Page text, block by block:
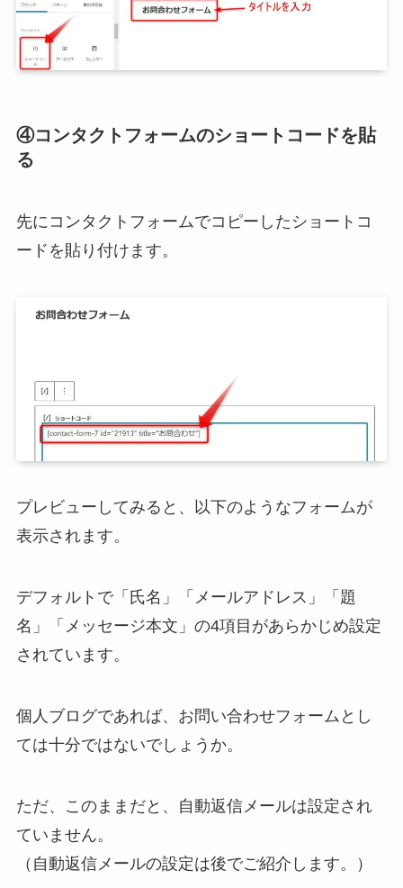
④コンタクトフォームのショートコードを貼
る
先にコンタクトフォームでコピーしたショートコ
ードを貼り付けます。
プレビューしてみると、以下のようなフォームが
表示されます。
デフォルトで「氏名」「メールアドレス」「題
名」「メッセージ本文」 の4項目があらかじめ設定
されています。
個人ブログであれば、お問い合わせフォームとし
ては十分ではないでしょうか。
ただ、このままだと、自動返信メールは設定され
ていません。
（自動返信メールの設定は後でご紹介します。）